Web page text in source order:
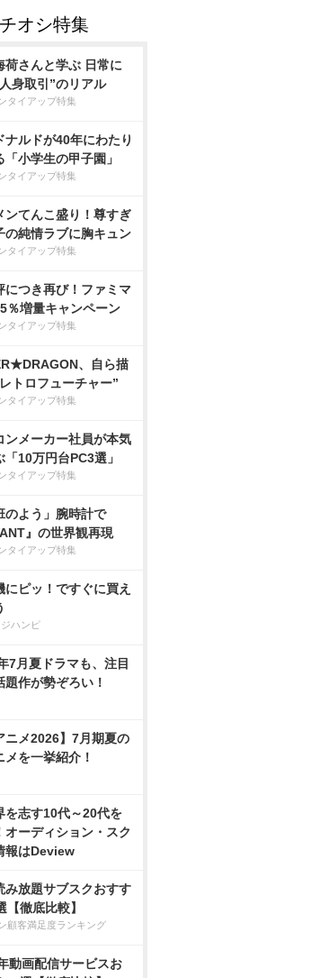
荷さんと学ぶ 日常に
身取引”のリアル
タイアップ特集
ナルドが40年にわたり
「小学生の甲子園」
タイアップ特集
ンてんこ盛り！尊すぎ
の純情ラブに胸キュン
タイアップ特集
につき再び！ファミマ
％増量キャンペーン
タイアップ特集
、自ら描
トロフューチャー”
タイアップ特集
ンメーカー社員が本気
「10万円台PC3選」
タイアップ特集
のよう」腕時計で
』の世界観再現
タイアップ特集
にピッ！ですぐに買え
ジハンピ
7月夏ドラマも、注目
題作が勢ぞろい！
ニメ2026】7月期夏の
メを一挙紹介！
を志す10代～20代を
オーディション・スク
報はDeview
み放題サブスクおすす
【徹底比較】
顧客満足度ランキング
動画配信サービスお